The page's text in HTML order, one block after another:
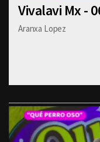
Vivalavi Mx -
Aranxa Lopez